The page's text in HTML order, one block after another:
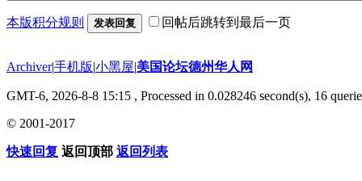
本版积分规则 发表回复 回帖后跳转到最后一页
Archiver|手机版|小黑屋|美国论坛德州华人网
GMT-6, 2026-8-8 15:15 , Processed in 0.028246 second(s), 16
© 2001-2017
快速回复 返回顶部 返回列表